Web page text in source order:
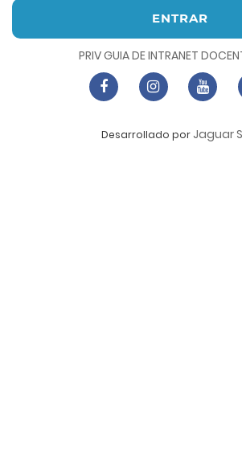
ENTRAR
PRIV GUIA DE INTRANET
Desarrollado porJaguar